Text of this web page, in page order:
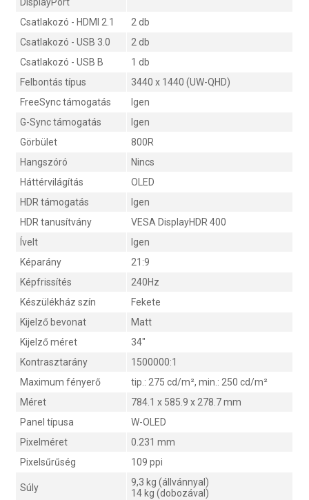
DisplayPort
Csatlakozó - HDMI 2.1
2 db
Csatlakozó - USB 3.0
2 db
Csatlakozó - USB B
1 db
Felbontás típus
3440 x 1440 (UW-QHD)
FreeSync támogatás
Igen
G-Sync támogatás
Igen
Görbület
800R
Hangszóró
Nincs
Háttérvilágítás
OLED
HDR támogatás
Igen
HDR tanusítvány
VESA DisplayHDR 400
Ívelt
Igen
Képarány
21:9
Képfrissítés
240Hz
Készülékház szín
Fekete
Kijelző bevonat
Matt
Kijelző méret
34"
Kontrasztarány
1500000:1
Maximum fényerő
tip.: 275 cd/m², min.: 250 cd/m²
Méret
784.1 x 585.9 x 278.7 mm
Panel típusa
W-OLED
Pixelméret
0.231 mm
Pixelsűrűség
109 ppi
Súly
9,3 kg (állvánnyal)
14 kg (dobozával)